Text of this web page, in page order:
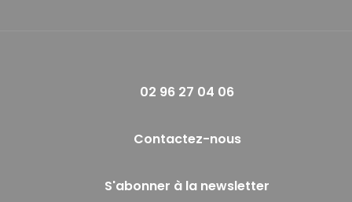
02 96 27 04 06
Contactez-nous
S'abonner à la newsletter